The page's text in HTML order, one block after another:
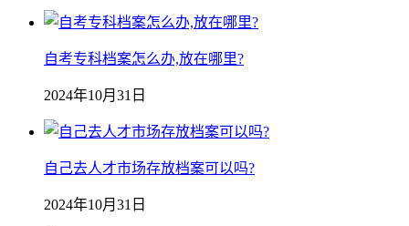
自考专科档案怎么办,放在哪里?
2024年10月31日
自己去人才市场存放档案可以吗?
2024年10月31日